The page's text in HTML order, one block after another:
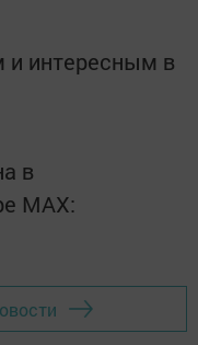
интересным в
в
MАХ: